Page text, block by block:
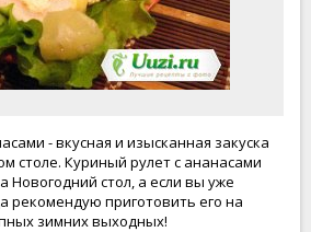
- вкусная и изысканная закуска
столе. Куриный рулет с ананасами
Новогодний стол, а если вы уже
рекомендую приготовить его на
зимних выходных!